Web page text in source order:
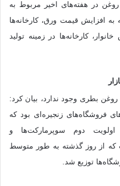
در هفته‌های اخیر مربوط به
افزایش قیمت ورق، کارخانه‌ها
کارخانه‌ها در زمینه تولید
بطری وجود ندارد، بیان کرد:
فروشگاه‌های زنجیره‌ای بود که
دوم سوپرمارکت‌ها و
از روز گذشته به طور متوسط
توزیع شد.